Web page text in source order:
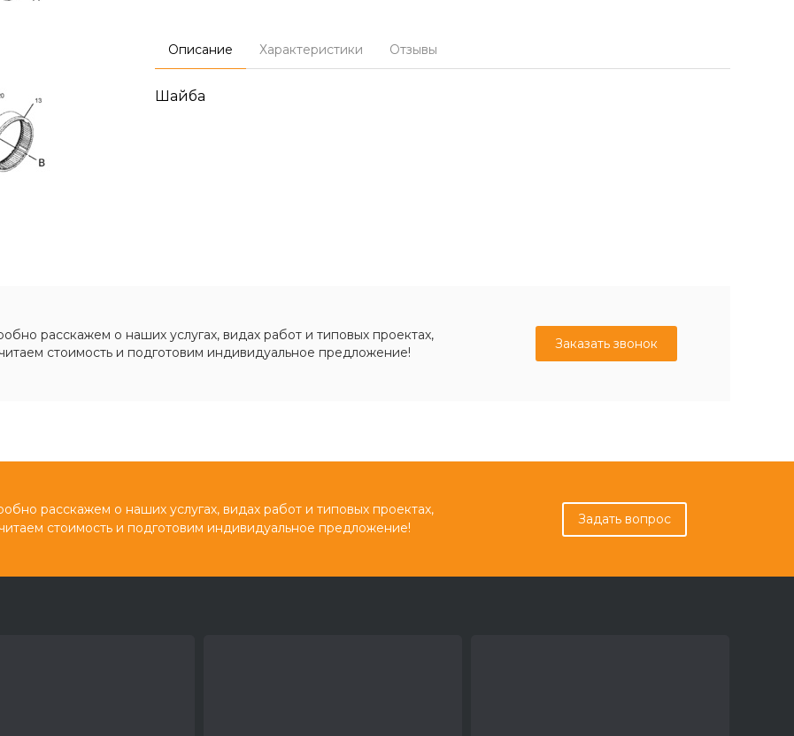
Описание Характеристики Отзывы
Шайба
расскажем о наших услугах, видах работ и типовых проектах,
стоимость и подготовим индивидуальное предложение!
Заказать звонок
расскажем о наших услугах, видах работ и типовых проектах,
стоимость и подготовим индивидуальное предложение!
Задать вопрос